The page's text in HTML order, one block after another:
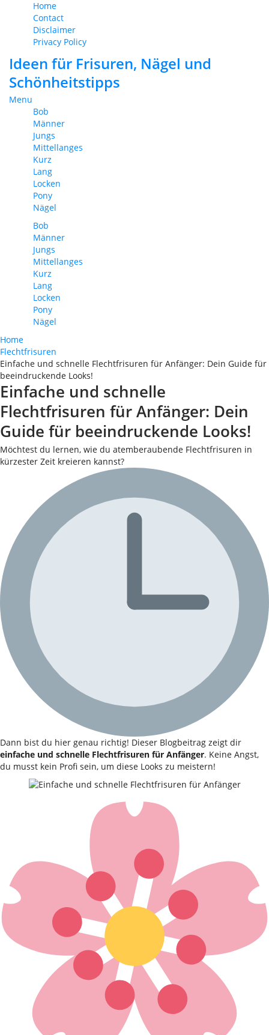
Home
Contact
Disclaimer
Privacy Policy
Ideen für Frisuren, Nägel und
Schönheitstipps
Menu
Bob
Männer
Jungs
Mittellanges
Kurz
Lang
Locken
Pony
Nägel
Bob
Männer
Jungs
Mittellanges
Kurz
Lang
Locken
Pony
Nägel
Home
Flechtfrisuren
Einfache und schnelle Flechtfrisuren für Anfänger: Dein Guide für
beeindruckende Looks!
Einfache und schnelle
Flechtfrisuren für Anfänger: Dein
Guide für beeindruckende Looks!
Möchtest du lernen, wie du atemberaubende Flechtfrisuren in
kürzester Zeit kreieren kannst?
Dann bist du hier genau richtig! Dieser Blogbeitrag zeigt dir
einfache und schnelle Flechtfrisuren für Anfänger. Keine Angst,
du musst kein Profi sein, um diese Looks zu meistern!